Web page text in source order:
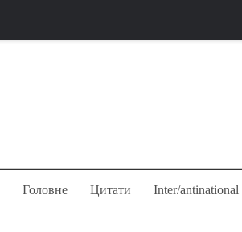
Головне Цитати Inter/antinational